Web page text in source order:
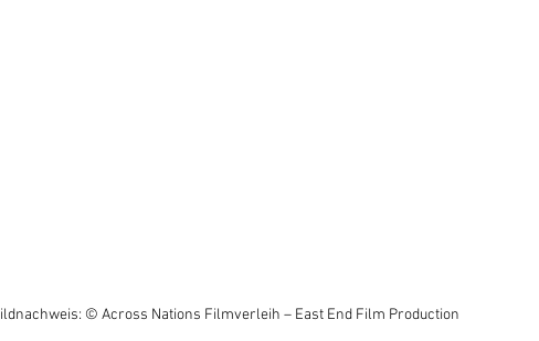
© Across Nations Filmverleih – East End Film Production